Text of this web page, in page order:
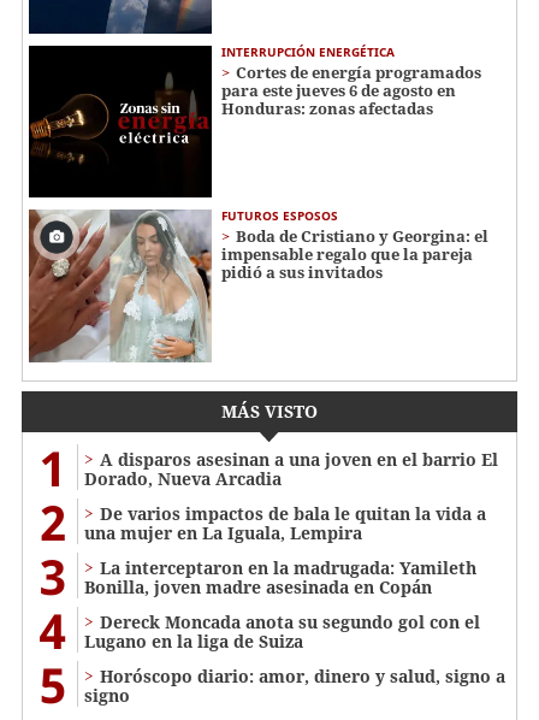
INTERRUPCIÓN ENERGÉTICA
Cortes de energía programados
para este jueves 6 de agosto en
Honduras: zonas afectadas
FUTUROS ESPOSOS
Boda de Cristiano y Georgina: el
impensable regalo que la pareja
pidió a sus invitados
MÁS VISTO
1
A disparos asesinan a una joven en el barrio El
Dorado, Nueva Arcadia
2
De varios impactos de bala le quitan la vida a
una mujer en La Iguala, Lempira
3
La interceptaron en la madrugada: Yamileth
Bonilla, joven madre asesinada en Copán
4
Dereck Moncada anota su segundo gol con el
Lugano en la liga de Suiza
5
Horóscopo diario: amor, dinero y salud, signo a
signo